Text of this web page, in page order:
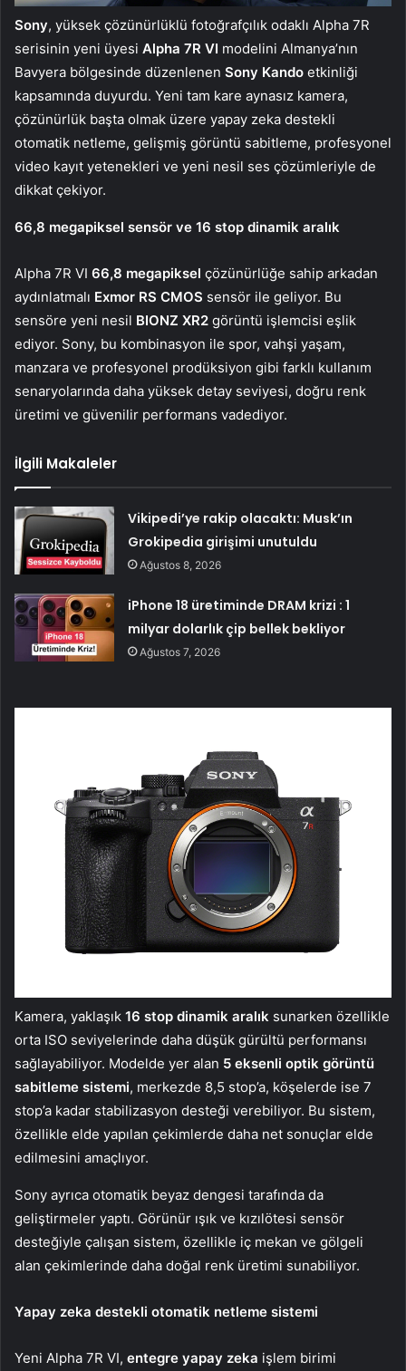
Sony, yüksek çözünürlüklü fotoğrafçılık odaklı Alpha 7R
serisinin yeni üyesi Alpha 7R VI modelini Almanya’nın
Bavyera bölgesinde düzenlenen Sony Kando etkinliği
kapsamında duyurdu. Yeni tam kare aynasız kamera,
çözünürlük başta olmak üzere yapay zeka destekli
otomatik netleme, gelişmiş görüntü sabitleme, profesyonel
video kayıt yetenekleri ve yeni nesil ses çözümleriyle de
dikkat çekiyor.
66,8 megapiksel sensör ve 16 stop dinamik aralık
Alpha 7R VI 66,8 megapiksel çözünürlüğe sahip arkadan
aydınlatmalı Exmor RS CMOS sensör ile geliyor. Bu
sensöre yeni nesil BIONZ XR2 görüntü işlemcisi eşlik
ediyor. Sony, bu kombinasyon ile spor, vahşi yaşam,
manzara ve profesyonel prodüksiyon gibi farklı kullanım
senaryolarında daha yüksek detay seviyesi, doğru renk
üretimi ve güvenilir performans vadediyor.
İlgili Makaleler
Vikipedi’ye rakip olacaktı: Musk’ın
Grokipedia girişimi unutuldu
Ağustos 8, 2026
iPhone 18 üretiminde DRAM krizi : 1
milyar dolarlık çip bellek bekliyor
Ağustos 7, 2026
Kamera, yaklaşık 16 stop dinamik aralık sunarken özellikle
orta ISO seviyelerinde daha düşük gürültü performansı
sağlayabiliyor. Modelde yer alan 5 eksenli optik görüntü
sabitleme sistemi, merkezde 8,5 stop’a, köşelerde ise 7
stop’a kadar stabilizasyon desteği verebiliyor. Bu sistem,
özellikle elde yapılan çekimlerde daha net sonuçlar elde
edilmesini amaçlıyor.
Sony ayrıca otomatik beyaz dengesi tarafında da
geliştirmeler yaptı. Görünür ışık ve kızılötesi sensör
desteğiyle çalışan sistem, özellikle iç mekan ve gölgeli
alan çekimlerinde daha doğal renk üretimi sunabiliyor.
Yapay zeka destekli otomatik netleme sistemi
Yeni Alpha 7R VI, entegre yapay zeka işlem birimi